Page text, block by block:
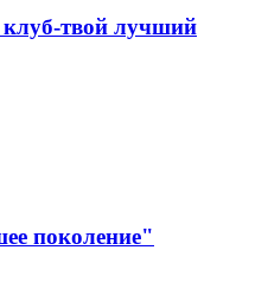
твой лучший
поколение"